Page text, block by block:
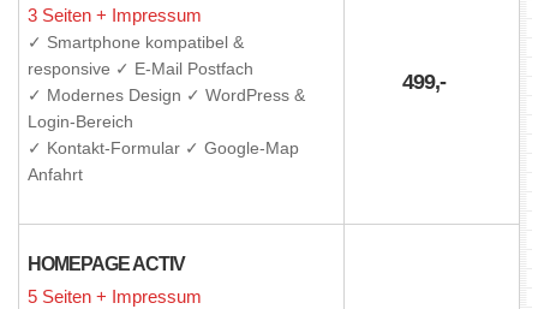
3 Seiten + Impressum
✓ Smartphone kompatibel &
responsive ✓ E-Mail Postfach
✓ Modernes Design ✓ WordPress &
Login-Bereich
✓ Kontakt-Formular ✓ Google-Map
Anfahrt
499,-
HOMEPAGE ACTIV
5 Seiten + Impressum